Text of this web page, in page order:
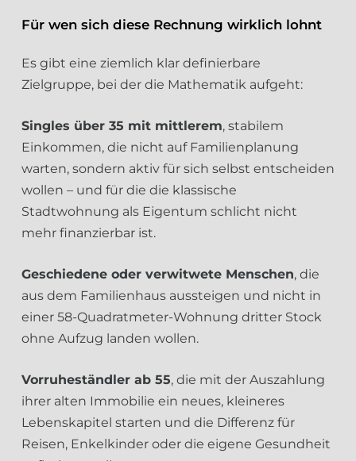
Für wen sich diese Rechnung wirklich lohnt
Es gibt eine ziemlich klar definierbare
Zielgruppe, bei der die Mathematik aufgeht:
Singles über 35 mit mittlerem, stabilem
Einkommen, die nicht auf Familienplanung
warten, sondern aktiv für sich selbst entscheiden
wollen – und für die die klassische
Stadtwohnung als Eigentum schlicht nicht
mehr finanzierbar ist.
Geschiedene oder verwitwete Menschen, die
aus dem Familienhaus aussteigen und nicht in
einer 58-Quadratmeter-Wohnung dritter Stock
ohne Aufzug landen wollen.
Vorruheständler ab 55, die mit der Auszahlung
ihrer alten Immobilie ein neues, kleineres
Lebenskapitel starten und die Differenz für
Reisen, Enkelkinder oder die eigene Gesundheit